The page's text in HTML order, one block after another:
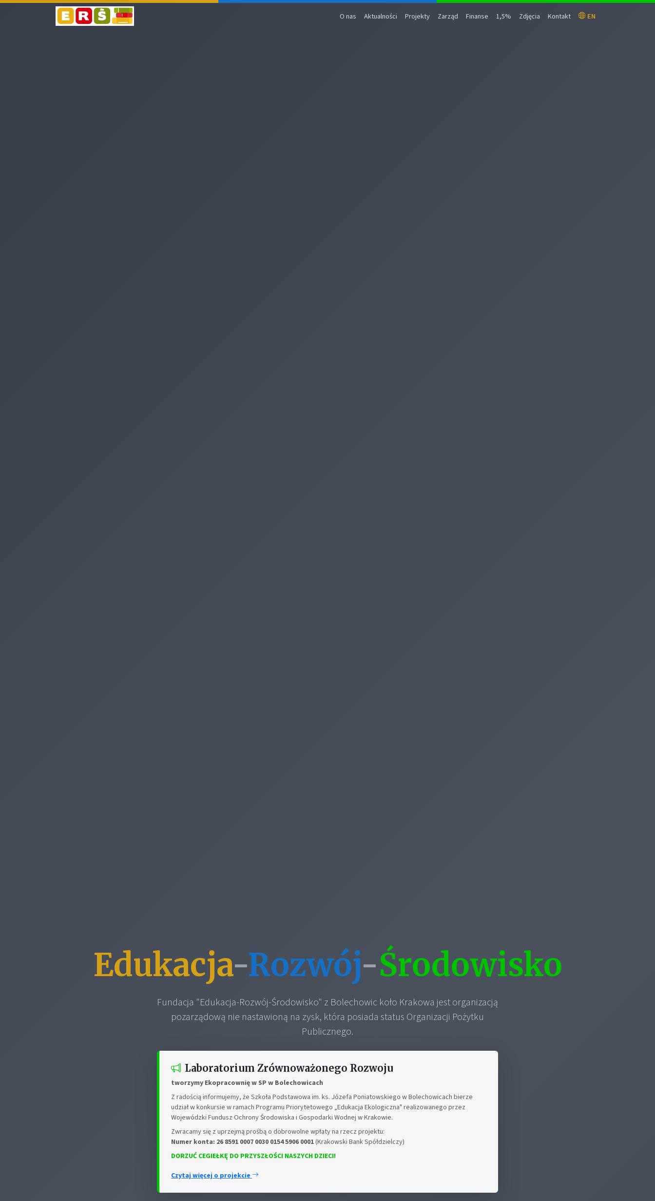
O nas Aktualności Projekty Zarząd Finanse 1,5% Zdjęcia Kontakt EN
Edukacja-Rozwój-Środowisko
Fundacja "Edukacja-Rozwój-Środowisko" z Bolechowic koło Krakowa jest organizacją
pozarządową nie nastawioną na zysk, która posiada status Organizacji Pożytku
Publicznego.
Laboratorium Zrównoważonego Rozwoju
tworzymy Ekopracownię w SP w Bolechowicach
Z radością informujemy, że Szkoła Podstawowa im. ks. Józefa Poniatowskiego w Bolechowicach bierze
udział w konkursie w ramach Programu Priorytetowego „Edukacja Ekologiczna" realizowanego przez
Wojewódzki Fundusz Ochrony Środowiska i Gospodarki Wodnej w Krakowie.
Zwracamy się z uprzejmą prośbą o dobrowolne wpłaty na rzecz projektu:
Numer konta: 26 8591 0007 0030 0154 5906 0001(Krakowski Bank Spółdzielczy)
DORZUĆ CEGIEŁKĘ DO PRZYSZŁOŚCI NASZYCH DZIECI!
Czytaj więcej o projekcie